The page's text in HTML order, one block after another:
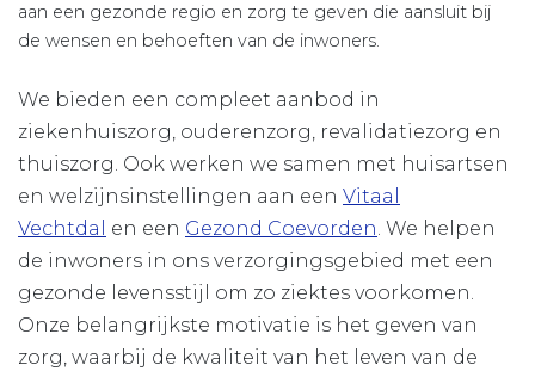
aan een gezonde regio en zorg te geven die aansluit bij
de wensen en behoeften van de inwoners.
We bieden een compleet aanbod in
ziekenhuiszorg, ouderenzorg, revalidatiezorg en
thuiszorg. Ook werken we samen met huisartsen
en welzijnsinstellingen aan een Vitaal
Vechtdal
en een Gezond Coevorden. We helpen
de inwoners in ons verzorgingsgebied met een
gezonde levensstijl om zo ziektes voorkomen.
Onze belangrijkste motivatie is het geven van
zorg, waarbij de kwaliteit van het leven van de